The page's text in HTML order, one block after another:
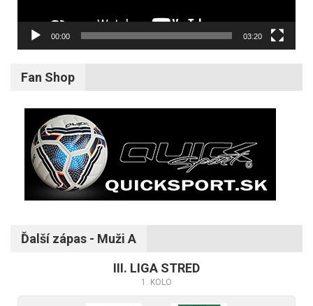
00:00 03:20
Fan Shop
Ďalší zápas - Muži A
III. LIGA STRED
1. KOLO